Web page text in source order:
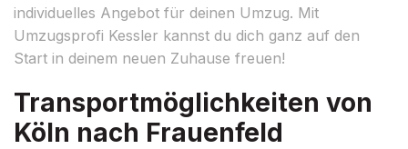
individuelles Angebot für deinen Umzug. Mit
Umzugsprofi Kessler kannst du dich ganz auf den
Start in deinem neuen Zuhause freuen!
Transportmöglichkeiten von
Köln nach Frauenfeld